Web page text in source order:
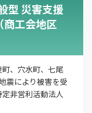
型 災害支援
工会地区
、穴水町、七尾
震により被害を受
非営利活動法人